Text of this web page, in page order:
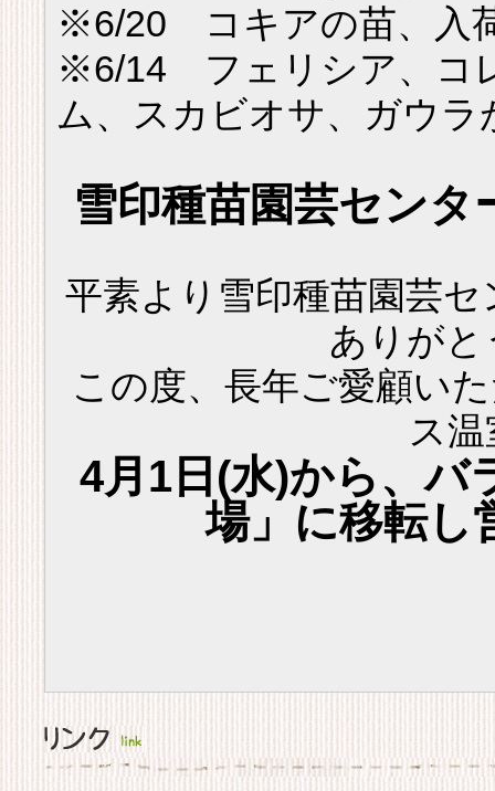
※6/20 コキアの苗、入
※6/14 フェリシア、コ
ム、スカビオサ、ガウラ
雪印種苗園芸セン
平素より雪印種苗園芸
ありが
この度、長年ご愛顧い
ス
4月1日(水)から、バ
場」に移転し